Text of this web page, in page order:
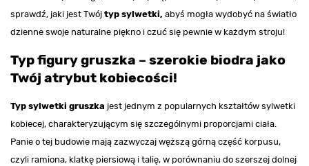
sprawdź, jaki jest Twój typ sylwetki, abyś mogła wydobyć na światło
dzienne swoje naturalne piękno i czuć się pewnie w każdym stroju!
Typ figury gruszka – szerokie biodra jako
Twój atrybut kobiecości!
Typ sylwetki gruszka jest jednym z popularnych kształtów sylwetki
kobiecej, charakteryzującym się szczególnymi proporcjami ciała.
Panie o tej budowie mają zazwyczaj węższą górną część korpusu,
czyli ramiona, klatkę piersiową i talię, w porównaniu do szerszej dolnej